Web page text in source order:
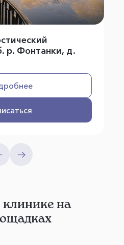
р. Фонтанки, д.
на